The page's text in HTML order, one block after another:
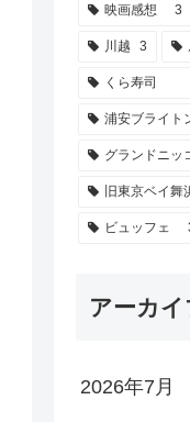
映画感想 3
川越 3
くら寿司
浦安ブライト
グランドニッ
旧東京ベイ舞
ビュッフェ
アーカイ
2026年7月